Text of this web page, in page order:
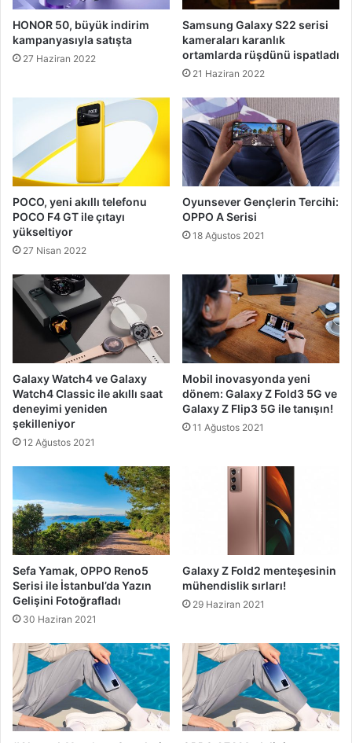
HONOR 50, büyük indirim
kampanyasıyla satışta
27 Haziran 2022
Samsung Galaxy S22 serisi
kameraları karanlık
ortamlarda rüşdünü ispatladı
21 Haziran 2022
POCO, yeni akıllı telefonu
POCO F4 GT ile çıtayı
yükseltiyor
27 Nisan 2022
Oyunsever Gençlerin Tercihi:
OPPO A Serisi
18 Ağustos 2021
Galaxy Watch4 ve Galaxy
Watch4 Classic ile akıllı saat
deneyimi yeniden
şekilleniyor
12 Ağustos 2021
Mobil inovasyonda yeni
dönem: Galaxy Z Fold3 5G ve
Galaxy Z Flip3 5G ile tanışın!
11 Ağustos 2021
Sefa Yamak, OPPO Reno5
Serisi ile İstanbul’da Yazın
Gelişini Fotoğrafladı
30 Haziran 2021
Galaxy Z Fold2 menteşesinin
mühendislik sırları!
29 Haziran 2021